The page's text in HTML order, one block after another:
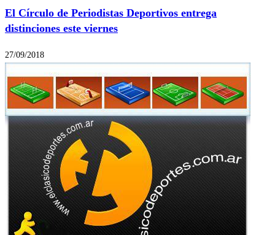
El Círculo de Periodistas Deportivos entrega
distinciones este viernes
27/09/2018